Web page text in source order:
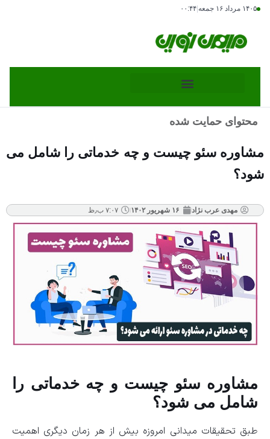
۱۴۰۵ مرداد ۱۶ جمعه ۰۰:۴۴
محتوای حمایت شده
مشاوره سئو چیست و چه خدماتی را شامل می
شود؟
مهدی عرب نژاد ۱۶ شهریور ۱۴۰۲ ۷:۰۷ ب٫ظ
مشاوره سئو چیست و چه خدماتی را
شامل می شود؟
طبق تحقیقات میدانی امروزه بیش از هر زمان دیگری اهمیت